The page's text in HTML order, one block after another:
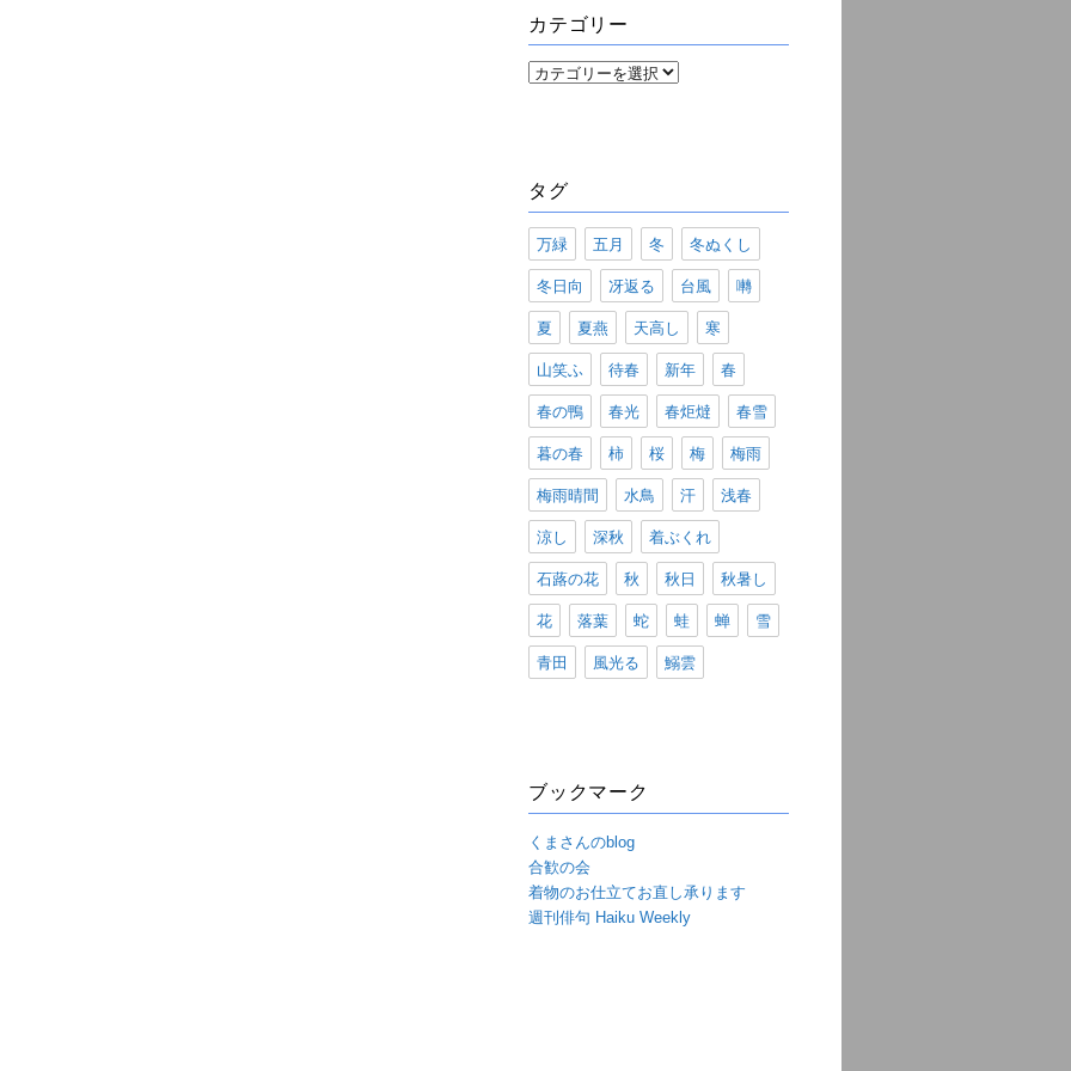
カテゴリー
カ
タグ
万緑 五月 冬 冬ぬくし
冬日向 冴返る 台風 囀
夏 夏燕 天高し 寒
山笑ふ 待春 新年 春
春の鴨 春光 春炬燵 春雪
暮の春 柿 桜 梅 梅雨
梅雨晴間 水鳥 汗 浅春
涼し 深秋 着ぶくれ
石蕗の花 秋 秋日 秋暑し
花 落葉 蛇 蛙 蝉 雪
青田 風光る 鰯雲
ブックマーク
くまさんのblog
合歓の会
着物のお仕立てお直し承ります
週刊俳句 Haiku Weekly